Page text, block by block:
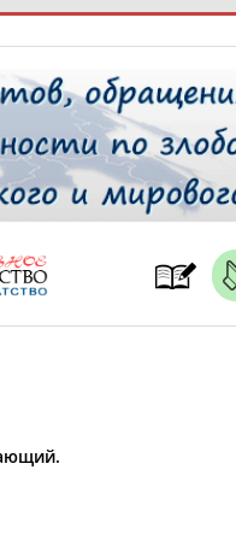
ТАБЛО АКТИВНОСТИ